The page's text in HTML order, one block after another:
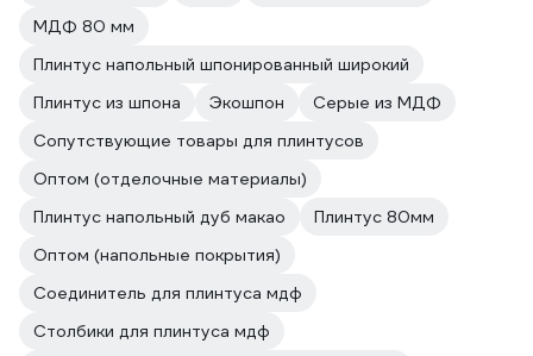
МДФ 80 мм
Плинтус напольный шпонированный широкий
Плинтус из шпона
Экошпон
Серые из МДФ
Сопутствующие товары для плинтусов
Оптом (отделочные материалы)
Плинтус напольный дуб макао
Плинтус 80мм
Оптом (напольные покрытия)
Соединитель для плинтуса мдф
Столбики для плинтуса мдф